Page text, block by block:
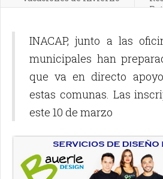
INACAP, junto a las
municipales han
que va en directo
estas comunas. Las
este 10 de marzo